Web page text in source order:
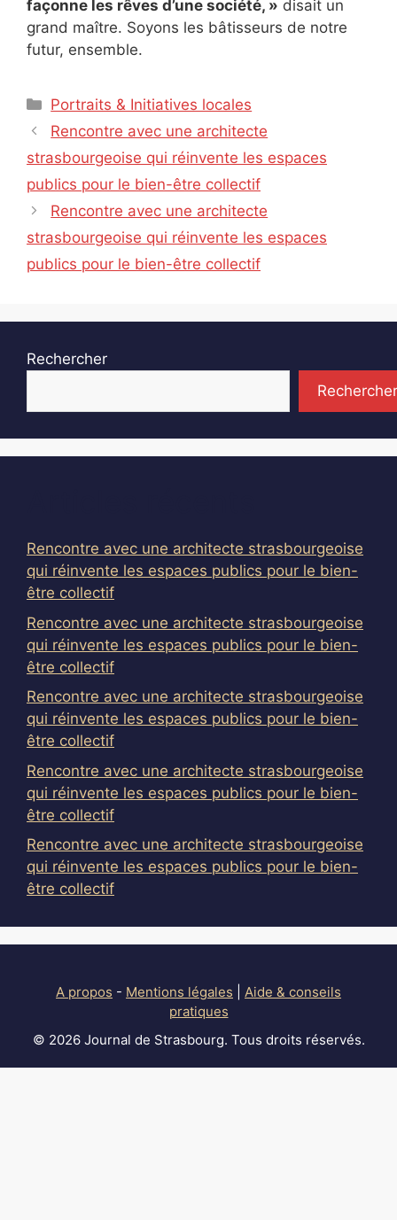
façonne les rêves d’une société, » disait un
grand maître. Soyons les bâtisseurs de notre
futur, ensemble.
Catégories
Portraits & Initiatives locales
Rencontre avec une architecte
strasbourgeoise qui réinvente les espaces
publics pour le bien-être collectif
Rencontre avec une architecte
strasbourgeoise qui réinvente les espaces
publics pour le bien-être collectif
Rechercher
Rechercher
Rencontre avec une architecte strasbourgeoise
qui réinvente les espaces publics pour le bien-
être collectif
Rencontre avec une architecte strasbourgeoise
qui réinvente les espaces publics pour le bien-
être collectif
Rencontre avec une architecte strasbourgeoise
qui réinvente les espaces publics pour le bien-
être collectif
Rencontre avec une architecte strasbourgeoise
qui réinvente les espaces publics pour le bien-
être collectif
Rencontre avec une architecte strasbourgeoise
qui réinvente les espaces publics pour le bien-
être collectif
A propos - Mentions légales
Aide & conseils
pratiques
© 2026 Journal de Strasbourg. Tous droits réservés.